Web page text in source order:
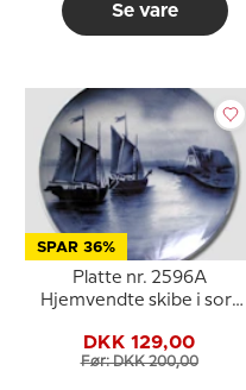
Se vare
SPAR 36%
Platte nr. 2596A
Hjemvendte skibe i sort
DKK 129,00
Før: DKK 200,00